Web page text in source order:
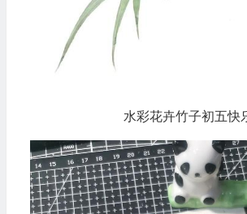
水彩花卉竹子初五快